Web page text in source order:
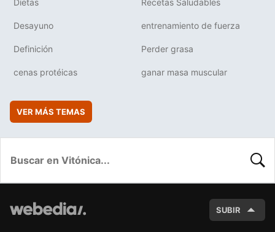
Desayuno entrenamiento de fuerza
Definición Perder grasa
cenas protéicas ganar masa muscular
VER MÁS TEMAS
SUBIR